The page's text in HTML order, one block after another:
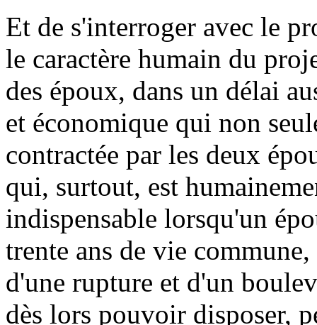
Et de s'interroger avec le
le caractère humain du
des époux, dans un délai
et économique qui non
contractée par les deux
qui, surtout, est
indispensable lorsqu'un
trente ans de vie
d'une rupture et d'un
dès lors pouvoir disposer,